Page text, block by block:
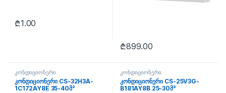
₾1.00
₾899.00
კონდიციონერი
კონდიციონერი CS-32H3A-
1C172AY8E 35-40მ²
კონდიციონერი
კონდიციონერი CS-25V3G-
B181AY8B 25-30მ²